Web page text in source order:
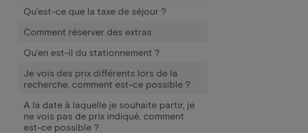
Qu'est-ce que la taxe de séjour ?
Comment réserver des extras
Qu'en est-il du stationnement ?
Je vois des prix différents lors de la
recherche, comment est-ce possible ?
A la date à laquelle je souhaite partir, je
ne vois pas de prix indiqué, comment
est-ce possible ?